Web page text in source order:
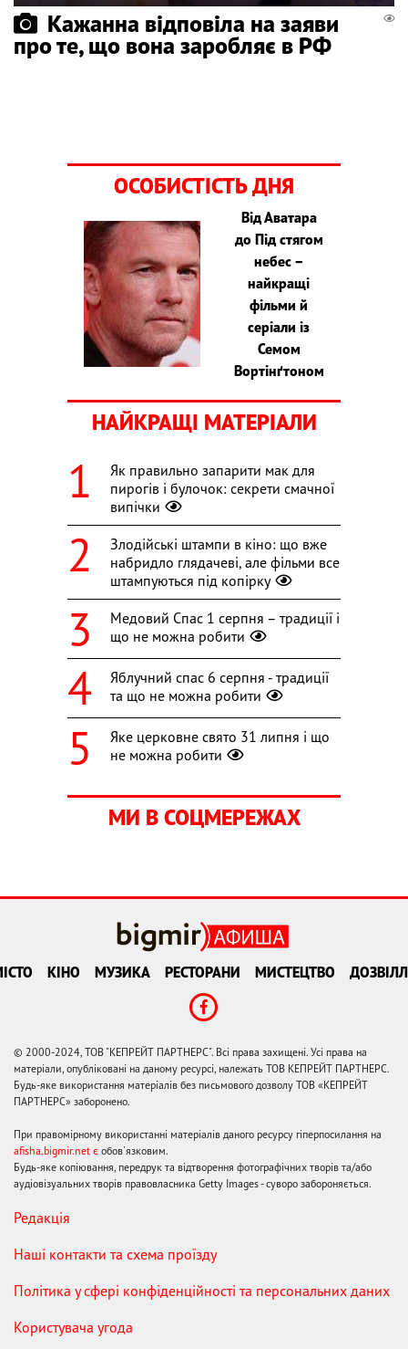
Кажанна відповіла на заяви
про те, що вона заробляє в РФ
ОСОБИСТІСТЬ ДНЯ
Від Аватара
до Під стягом
небес –
найкращі
фільми й
серіали із
Семом
Вортінґтоном
НАЙКРАЩІ МАТЕРІАЛИ
Як правильно запарити мак для
пирогів і булочок: секрети смачної
випічки
Злодійські штампи в кіно: що вже
набридло глядачеві, але фільми все
штампуються під копірку
Медовий Спас 1 серпня – традиції і
що не можна робити
Яблучний спас 6 серпня - традиції
та що не можна робити
Яке церковне свято 31 липня і що
не можна робити
МИ В СОЦМЕРЕЖАХ
КІНО МУЗИКА РЕСТОРАНИ МИСТЕЦТВО
© 2000-2024, ТОВ "КЕПРЕЙТ ПАРТНЕРС". Всі права захищені. Усі права на
матеріали, опубліковані на даному ресурсі, належать ТОВ КЕПРЕЙТ ПАРТНЕРС.
Будь-яке використання матеріалів без письмового дозволу ТОВ «КЕПРЕЙТ
ПАРТНЕРС» заборонено.
При правомірному використанні матеріалів даного ресурсу гіперпосилання на
afisha.bigmir.net є обов'язковим.
Будь-яке копіювання, передрук та відтворення фотографічних творів та/або
аудіовізуальних творів правовласника Getty Images - суворо забороняється.
Редакція
Наші контакти та схема проїзду
Політика у сфері конфіденційності та персональних даних
Користувача угода